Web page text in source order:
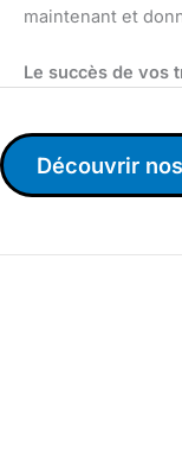
maintenant et
Le succès de vos
Découvrir